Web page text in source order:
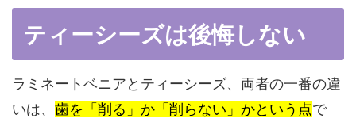
ティーシーズは後悔しない
ラミネートベニアとティーシーズ、 両者の一番の違
いは、 歯を「削る」か「削らない」かという点で